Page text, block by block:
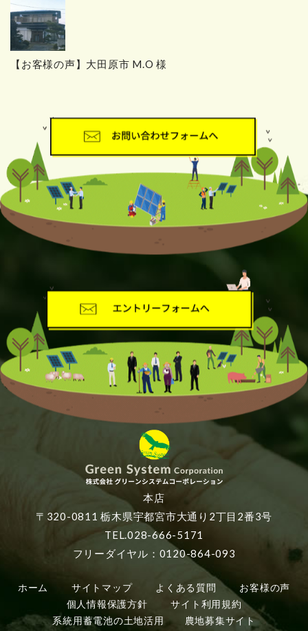
【お客様の声】大田原市 M.O 様
本店
〒320-0811 栃木県宇都宮市大通り2丁目2番3号
TEL.028-666-5171
フリーダイヤル：0120-864-093
ホーム サイトマップ よくある質問
お客様の声
個人情報保護方針
サイト利用規約
系統用蓄電池の土地活用
農地募集サイト